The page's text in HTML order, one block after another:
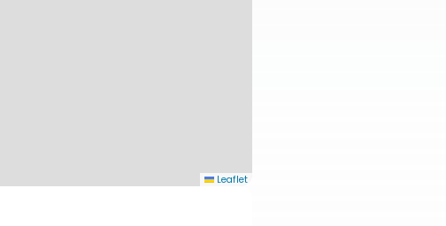
Leaflet